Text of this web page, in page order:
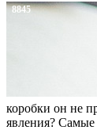
8845
коробки он не
явления?